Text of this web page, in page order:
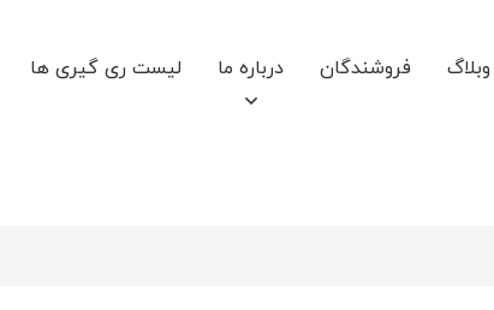
وبلاگ فروشندگان درباره ما لیست ری گیری ها